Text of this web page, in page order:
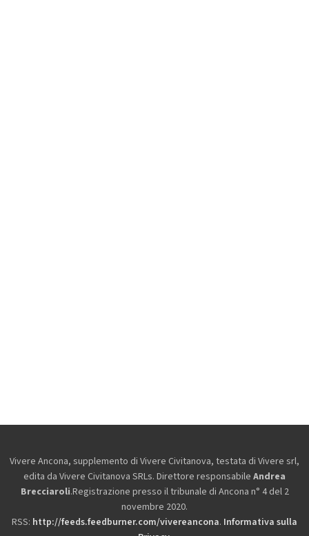
Vivere Ancona, supplemento di Vivere Civitanova, testata di Vivere srl,
edita da Vivere Civitanova SRLs. Direttore responsabile Andrea
Brecciaroli.Registrazione presso il tribunale di Ancona n° 4 del 2
novembre 2020.
RSS: http://feeds.feedburner.com/vivereancona. Informativa sulla